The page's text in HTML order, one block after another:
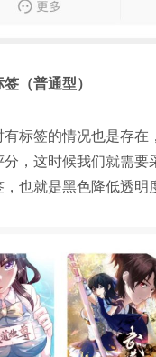
（普通型）
标签的情况也是存在
分，这时候我们就需要
也就是黑色降低透明